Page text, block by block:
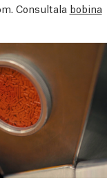
Consultala bobina